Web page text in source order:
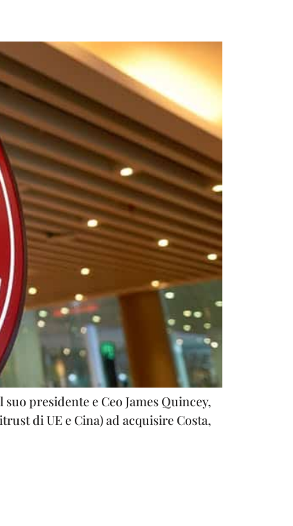
presidente e Ceo James Quincey,
di UE e Cina) ad acquisire Costa,